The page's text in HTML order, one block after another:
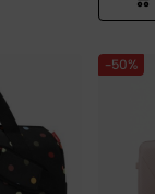
-50%